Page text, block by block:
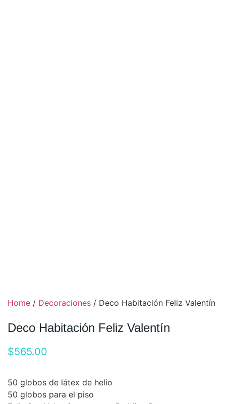
Home / Decoraciones / Deco Habitación Feliz Valentín
Deco Habitación Feliz Valentín
$565.00
50 globos de látex de helio
50 globos para el piso